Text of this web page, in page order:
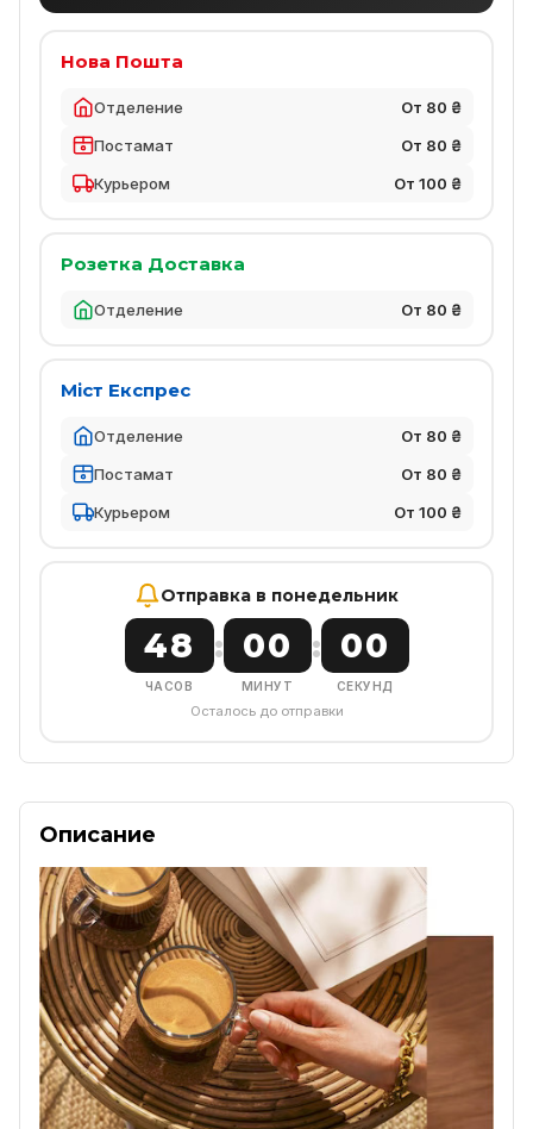
Нова Пошта
Отделение
От 80 ₴
Постамат
От 80 ₴
Курьером
От 100 ₴
Розетка Доставка
Отделение От 80 ₴
Міст Експрес
Отделение
От 80 ₴
Постамат
От 80 ₴
Курьером
От 100 ₴
Отправка в понедельник
48
ЧАСОВ
: 00
МИНУТ
: 00
СЕКУНД
Осталось до отправки
Описание